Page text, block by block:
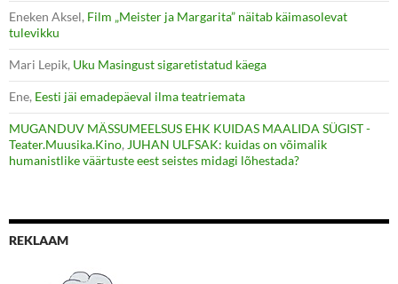
Eneken Aksel, Film „Meister ja Margarita” näitab käimasolevat
tulevikku
Mari Lepik, Uku Masingust sigaretistatud käega
Ene, Eesti jäi emadepäeval ilma teatriemata
MUGANDUV MÄSSUMEELSUS EHK KUIDAS MAALIDA SÜGIST -
Teater.Muusika.Kino, JUHAN ULFSAK: kuidas on võimalik
humanistlike väärtuste eest seistes midagi lõhestada?
REKLAAM